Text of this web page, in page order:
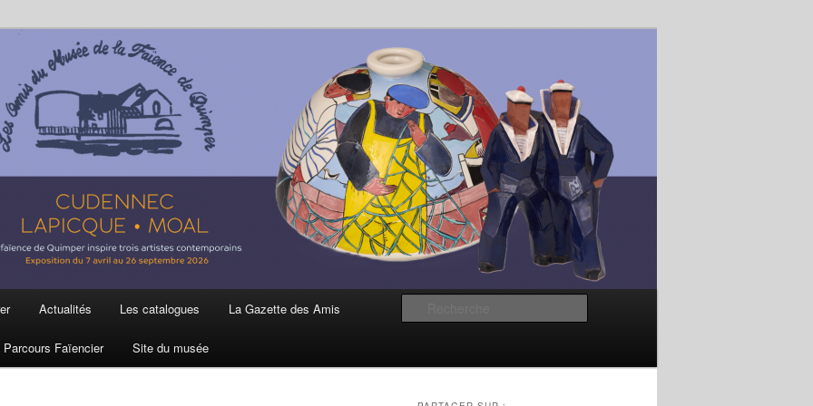
et de la Faïence de Quimper
Actualités Les catalogues La Gazette des Amis
Parcours Faïencier Site du musée